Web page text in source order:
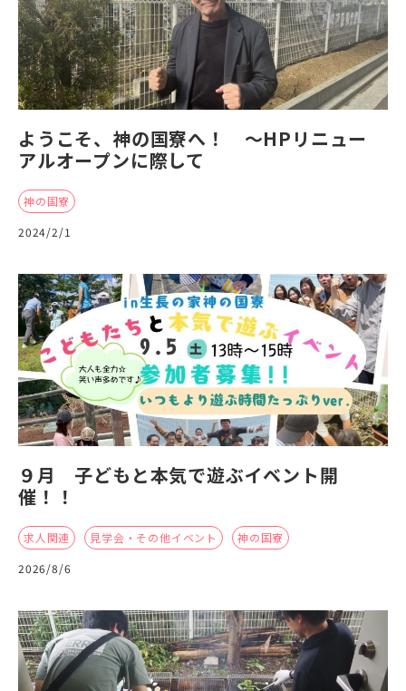
ようこそ、神の国寮へ！ ～HPリニュー
アルオープンに際して
神の国寮
2024/2/1
９月 子どもと本気で遊ぶイベント開
催！！
求人関連 見学会・その他イベント
神の国寮
2026/8/6